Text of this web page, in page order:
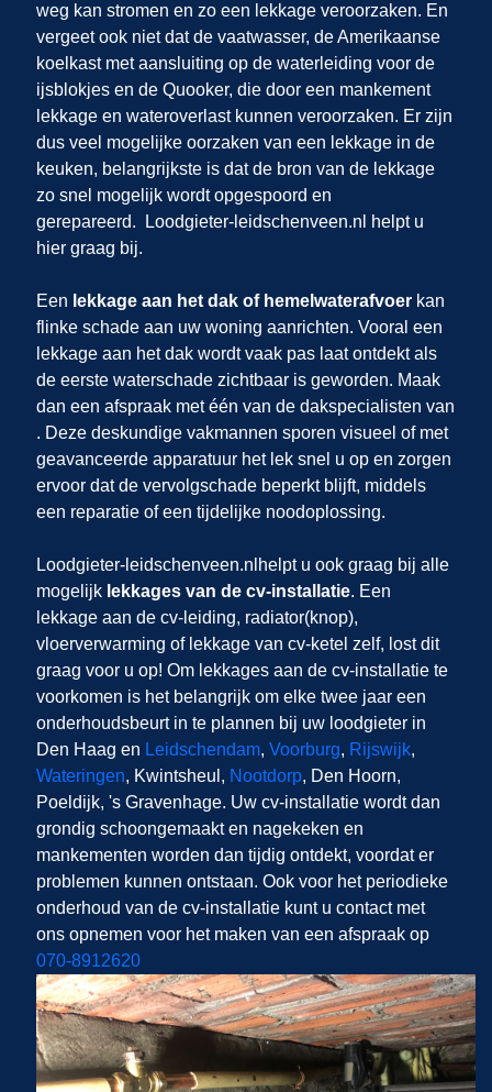
weg kan stromen en zo een lekkage veroorzaken. En
vergeet ook niet dat de vaatwasser, de Amerikaanse
koelkast met aansluiting op de waterleiding voor de
ijsblokjes en de Quooker, die door een mankement
lekkage en wateroverlast kunnen veroorzaken. Er zijn
dus veel mogelijke oorzaken van een lekkage in de
keuken, belangrijkste is dat de bron van de lekkage
zo snel mogelijk wordt opgespoord en
gerepareerd.
Loodgieter-leidschenveen.nl helpt u
hier graag bij.
Een lekkage aan het dak of hemelwaterafvoerkan
flinke schade aan uw woning aanrichten. Vooral een
lekkage aan het dak wordt vaak pas laat ontdekt als
de eerste waterschade zichtbaar is geworden. Maak
dan een afspraak met één van de dakspecialisten van
. Deze deskundige vakmannen sporen visueel of met
geavanceerde apparatuur het lek snel u op en zorgen
ervoor dat de vervolgschade beperkt blijft, middels
een reparatie of een tijdelijke noodoplossing.
Loodgieter-leidschenveen.nl helpt u ook graag bij alle
mogelijk lekkages van de cv-installatie. Een
lekkage aan de cv-leiding, radiator(knop),
vloerverwarming of lekkage van cv-ketel zelf, lost dit
graag voor u op! Om lekkages aan de cv-installatie te
voorkomen is het belangrijk om elke twee jaar een
onderhoudsbeurt in te plannen bij uw loodgieter in
Den Haag en Leidschendam, Voorburg, Rijswijk,
Wateringen, Kwintsheul, Nootdorp, Den Hoorn,
Poeldijk, 's Gravenhage. Uw cv-installatie wordt dan
grondig schoongemaakt en nagekeken en
mankementen worden dan tijdig ontdekt, voordat er
problemen kunnen ontstaan. Ook voor het periodieke
onderhoud van de cv-installatie kunt u contact met
ons opnemen voor het maken van een afspraak op
070-8912620